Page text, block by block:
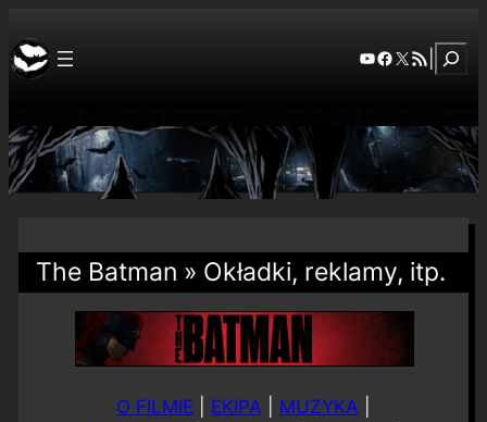
YouTube
Facebook
X RSS Feed
The Batman » Okładki, reklamy, itp.
O FILMIE EKIPA MUZYKA